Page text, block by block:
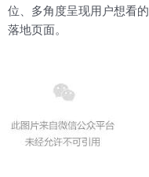
位、多角度呈现用户想看
落地页面。